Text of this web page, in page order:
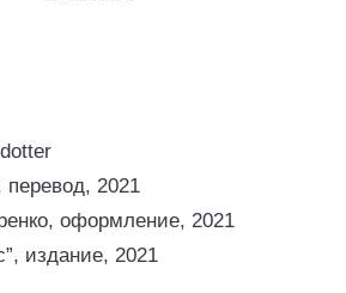
2021
оформление, 2021
издание, 2021